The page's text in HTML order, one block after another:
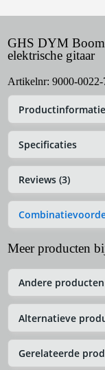
GHS DYM
elektrische gitaar
Artikelnr: 9000-0022-
Productinformatie
Specificaties
Reviews (3)
Meer producten
Andere producten
Alternatieve
Gerelateerde